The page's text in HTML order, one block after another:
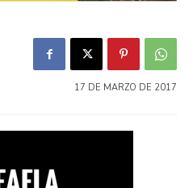
17 DE MARZO DE 2017